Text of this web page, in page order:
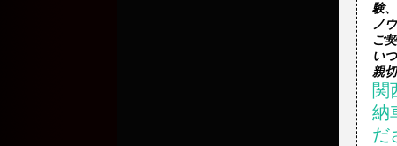
験、
ノ
ご
い
関
納
だ